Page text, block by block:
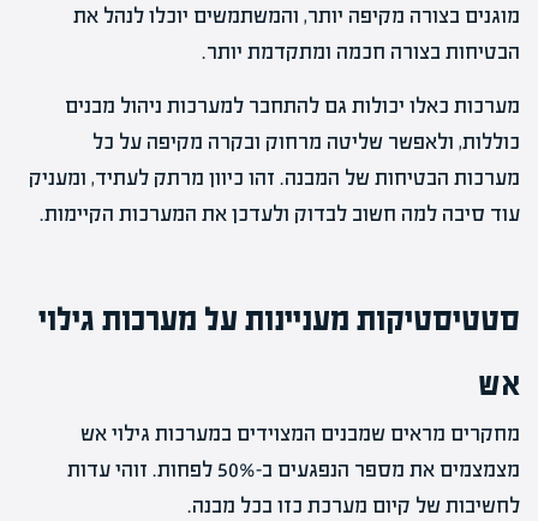
מוגנים בצורה מקיפה יותר, והמשתמשים יוכלו לנהל את
הבטיחות בצורה חכמה ומתקדמת יותר.
מערכות כאלו יכולות גם להתחבר למערכות ניהול מבנים
כוללות, ולאפשר שליטה מרחוק ובקרה מקיפה על כל
מערכות הבטיחות של המבנה. זהו כיוון מרתק לעתיד, ומעניק
עוד סיבה למה חשוב לבדוק ולעדכן את המערכות הקיימות.
סטטיסטיקות מעניינות על מערכות גילוי
אש
מחקרים מראים שמבנים המצוידים במערכות גילוי אש
מצמצמים את מספר הנפגעים ב-50% לפחות. זוהי עדות
לחשיבות של קיום מערכת כזו בכל מבנה.